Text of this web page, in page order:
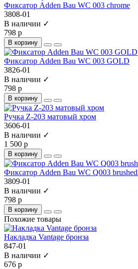
Фиксатор Adden Bau WC 003 chrome
3808-01
В наличии ✓
798 р
В корзину
Фиксатор Adden Bau WC 003 GOLD
3826-01
В наличии ✓
798 р
В корзину
Ручка Z-203 матовый хром
3606-01
В наличии ✓
1 500 р
В корзину
Фиксатор Adden Bau WC Q003
3809-01
В наличии ✓
798 р
В корзину
Похожие товары
Накладка Vantage бронза
847-01
В наличии ✓
676 р